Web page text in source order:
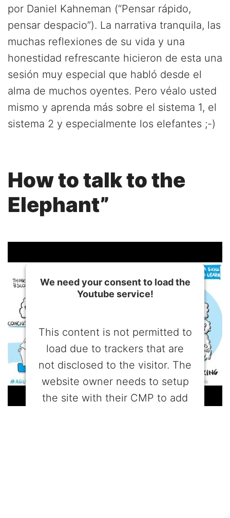
por Daniel Kahneman (“Pensar rápido,
pensar despacio”). La narrativa tranquila, las
muchas reflexiones de su vida y una
honestidad refrescante hicieron de esta una
sesión muy especial que habló desde el
alma de muchos oyentes. Pero véalo usted
mismo y aprenda más sobre el sistema 1, el
sistema 2 y especialmente los elefantes ;-)
How to talk to the
Elephant”
We need your consent to load the
Youtube service!
This content is not permitted to
load due to trackers that are
not disclosed to the visitor. The
website owner needs to setup
the site with their CMP to add